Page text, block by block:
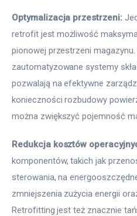
Optymalizacja przestrzeni:
retrofit jest możliwość
pionowej przestrzeni
zautomatyzowane systemy
pozwalają na efektywne
konieczności rozbudowy
można zwiększyć pojemność
Redukcja kosztów
komponentów, takich jak
sterowania, na
zmniejszenia zużycia energii
Retrofitting jest też znacznie